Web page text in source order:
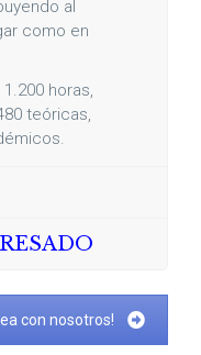
al
como en
horas,
teóricas,
con nosotros!